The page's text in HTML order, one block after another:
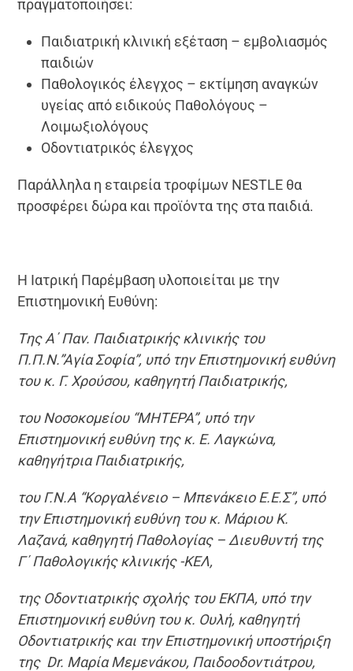
πραγματοποιήσει:
Παιδιατρική κλινική εξέταση – εμβολιασμός
παιδιών
Παθολογικός έλεγχος – εκτίμηση αναγκών
υγείας από ειδικούς Παθολόγους –
Λοιμωξιολόγους
Οδοντιατρικός έλεγχος
Παράλληλα η εταιρεία τροφίμων NESTLE θα
προσφέρει δώρα και προϊόντα της στα παιδιά.
Η Ιατρική Παρέμβαση υλοποιείται με την
Επιστημονική Ευθύνη:
Tης Α΄ Παν. Παιδιατρικής κλινικής του
Π.Π.Ν.”Αγία Σοφία”, υπό την Επιστημονική ευθύνη
του κ. Γ. Χρούσου, καθηγητή Παιδιατρικής,
του Νοσοκομείου “ΜΗΤΕΡΑ”, υπό την
Επιστημονική ευθύνη της κ. Ε. Λαγκώνα,
καθηγήτρια Παιδιατρικής,
του Γ.Ν.Α “Κοργαλένειο – Μπενάκειο Ε.Ε.Σ”, υπό
την Επιστημονική ευθύνη του κ. Μάριου Κ.
Λαζανά, καθηγητή Παθολογίας – Διευθυντή της
Γ΄ Παθολογικής κλινικής -ΚΕΛ,
της Οδοντιατρικής σχολής του ΕΚΠΑ, υπό την
Επιστημονική ευθύνη του κ. Ουλή, καθηγητή
Οδοντιατρικής και την Επιστημονική υποστήριξη
της Dr. Μαρία Μεμενάκου, Παιδοοδοντιάτρου,